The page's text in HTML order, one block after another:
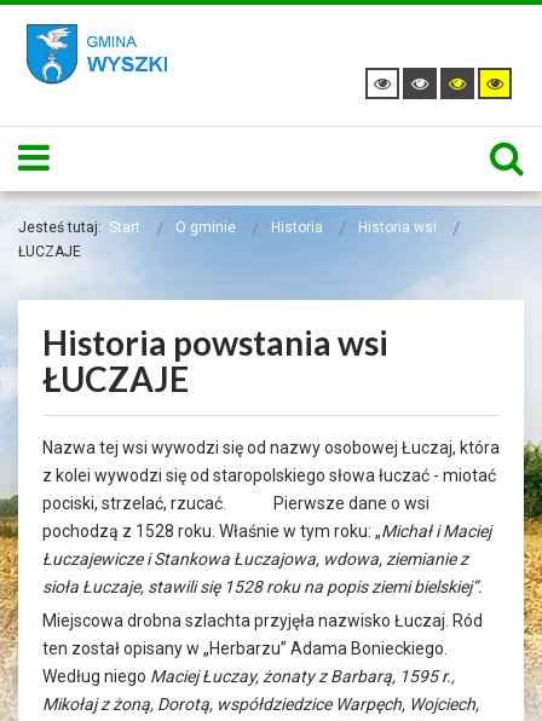
Menu
Jesteś tutaj: Start O gminie Historia
Historia wsi
ŁUCZAJE
Historia powstania wsi
ŁUCZAJE
Nazwa tej wsi wywodzi się od nazwy osobowej Łuczaj, która
z kolei wywodzi się od staropolskiego słowa łuczać - miotać
pociski, strzelać, rzucać. Pierwsze dane o wsi
pochodzą z 1528 roku. Właśnie w tym roku: „Michał i Maciej
Łuczajewicze i Stankowa Łuczajowa, wdowa, ziemianie z
sioła Łuczaje, stawili się 1528 roku na popis ziemi bielskiej”.
Miejscowa drobna szlachta przyjęła nazwisko Łuczaj. Ród
ten został opisany w „Herbarzu” Adama Bonieckiego.
Według niego Maciej Łuczay, żonaty z Barbarą, 1595 r.,
Mikołaj z żoną, Dorotą, współdziedzice Warpęch, Wojciech,